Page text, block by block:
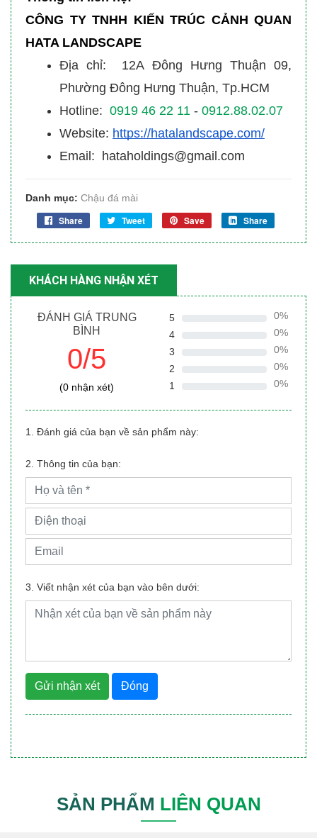
CÔNG TY TNHH KIẾN TRÚC CẢNH QUAN
HATA LANDSCAPE
Địa chỉ: 12A Đông Hưng Thuận 09,
Phường Đông Hưng Thuận, Tp.HCM
Hotline: 0919 46 22 11 - 0912.88.02.07
Website: https://hatalandscape.com/
Email: hataholdings@gmail.com
Danh mục: Chậu đá mài
Share Tweet Save Share
KHÁCH HÀNG NHẬN XÉT
ĐÁNH GIÁ TRUNG
BÌNH
0/5
(0 nhận xét)
5
0%
4
0%
3
0%
2
0%
1
0%
1. Đánh giá của bạn về sản phẩm này:
2. Thông tin của bạn:
3. Viết nhận xét của bạn vào bên dưới:
Gửi nhận xét Đóng
SẢN PHẨM LIÊN QUAN